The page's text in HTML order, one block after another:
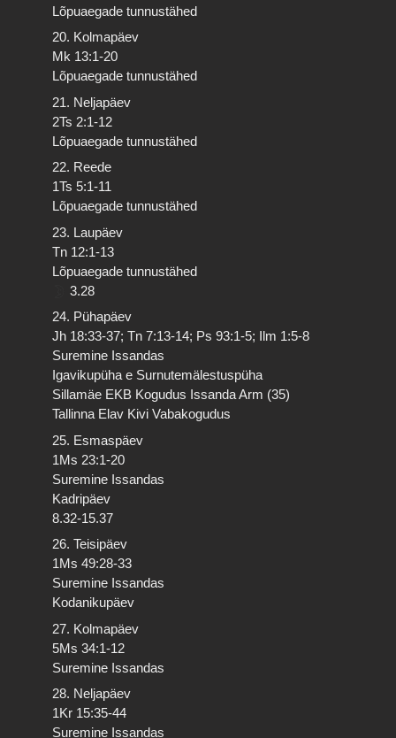
Lõpuaegade tunnustähed
20. Kolmapäev
Mk 13:1-20
Lõpuaegade tunnustähed
21. Neljapäev
2Ts 2:1-12
Lõpuaegade tunnustähed
22. Reede
1Ts 5:1-11
Lõpuaegade tunnustähed
23. Laupäev
Tn 12:1-13
Lõpuaegade tunnustähed
3.28
24. Pühapäev
Jh 18:33-37; Tn 7:13-14; Ps 93:1-5; Ilm 1:5-8
Suremine Issandas
Igavikupüha e Surnutemälestuspüha
Sillamäe EKB Kogudus Issanda Arm (35)
Tallinna Elav Kivi Vabakogudus
25. Esmaspäev
1Ms 23:1-20
Suremine Issandas
Kadripäev
8.32-15.37
26. Teisipäev
1Ms 49:28-33
Suremine Issandas
Kodanikupäev
27. Kolmapäev
5Ms 34:1-12
Suremine Issandas
28. Neljapäev
1Kr 15:35-44
Suremine Issandas